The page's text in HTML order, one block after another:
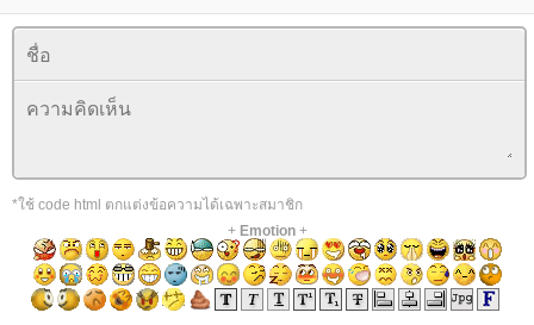
*ใช้ code html ตกแต่งข้อความได้เฉพาะสมาชิก
+ Emotion+